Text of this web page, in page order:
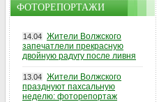
ФОТОРЕПОРТАЖИ
14.04 Жители Волжского
запечатлели прекрасную
двойную радугу после ливня
13.04 Жители Волжского
празднуют пахсальную
неделю: фоторепортаж